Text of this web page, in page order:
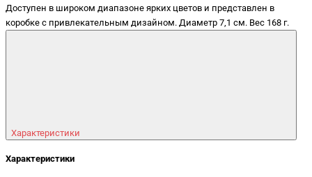
Доступен в широком диапазоне ярких цветов и представлен в
коробке с привлекательным дизайном. Диаметр 7,1 см. Вес 168 г.
Характеристики
Характеристики